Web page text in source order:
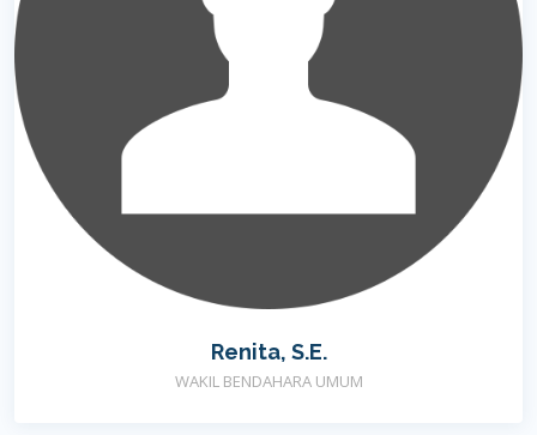
Renita, S.E.
WAKIL BENDAHARA UMUM